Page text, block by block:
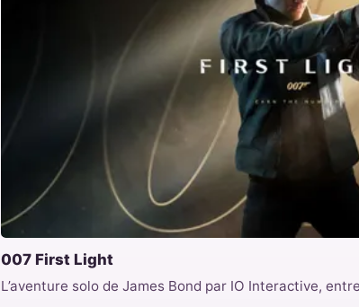
007 First Light
L’aventure solo de James Bond par IO Interactive,